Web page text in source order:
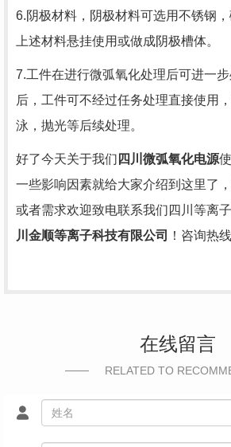
6.阴极材料， 阴极材料可选用不锈钢
上述材料悬挂使用或做成阴极槽体。
7.工件在进行微弧氧化处理后可进一步
后，工件可不经过任务处理直接使用
泳，抛光等后续处理。
好了今天关于我们 四川微弧氧化电源
一些影响因素就给大家介绍到这里了
或者需求欢迎致电联系我们四川等
川金顺等离子科技有限公司
！咨询热
在线留言
RELATED TO